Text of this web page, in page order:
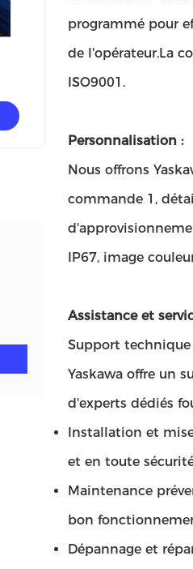
programmé pour
de l'opérateur.La
ISO9001.
Personnalisation :
Nous offrons
commande 1,
IP67, image
Assistance et
Support technique
Yaskawa offre un
d'experts dédiés
Installation et
et en toute
Maintenance
bon
Dépannage et